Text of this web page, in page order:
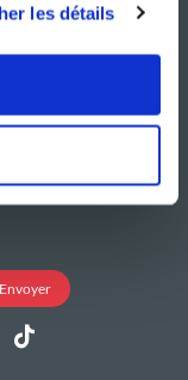
les détails
Cookies